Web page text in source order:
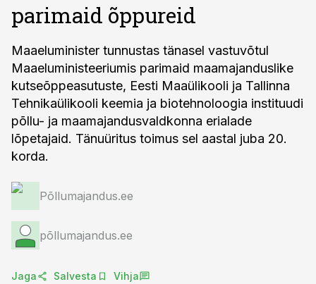
parimaid õppureid
Maaeluminister tunnustas tänasel vastuvõtul
Maaeluministeeriumis parimaid maamajanduslike
kutseõppeasutuste, Eesti Maaülikooli ja Tallinna
Tehnikaülikooli keemia ja biotehnoloogia instituudi
põllu- ja maamajandusvaldkonna erialade
lõpetajaid. Tänuüritus toimus sel aastal juba 20.
korda.
Põllumajandus.ee
põllumajandus.ee
Jaga Salvesta Vihja